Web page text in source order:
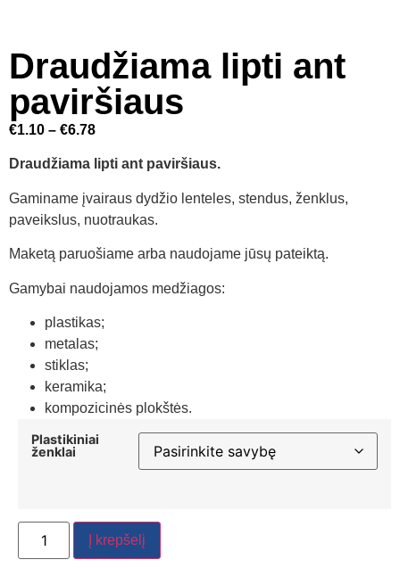
Draudžiama lipti ant
paviršiaus
€1.10 – €6.78
Draudžiama lipti ant paviršiaus.
Gaminame įvairaus dydžio lenteles, stendus, ženklus,
paveikslus, nuotraukas.
Maketą paruošiame arba naudojame jūsų pateiktą.
Gamybai naudojamos medžiagos:
plastikas;
metalas;
stiklas;
keramika;
kompozicinės plokštės.
Plastikiniai
ženklai
Į krepšelį